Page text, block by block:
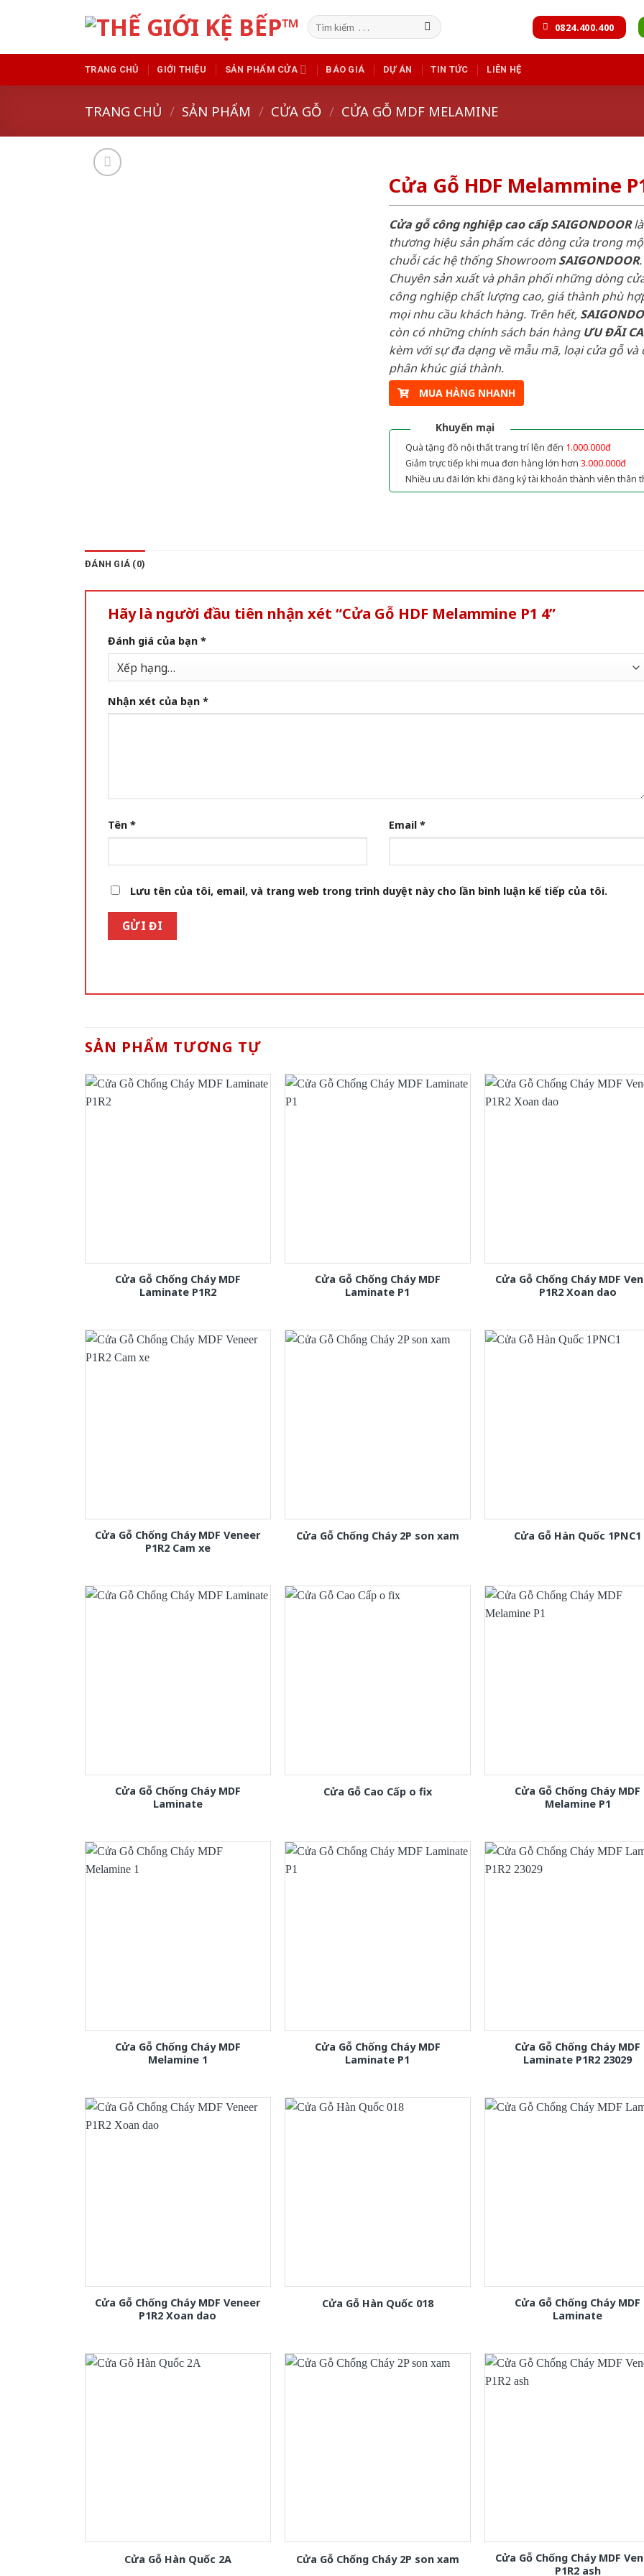
Tìm
kiếm:
0824.400.400
TRANG CHỦ GIỚI THIỆU SẢN PHẨM CỬA BÁO GIÁ DỰ ÁN TIN TỨC LIÊN HỆ
TRANG CHỦ / SẢN PHẨM / CỬA GỖ / CỬA GỖ MDF MELAMINE
Cửa Gỗ HDF Melammine
Cửa gỗ công nghiệp cao cấp SAIGONDOORlà
thương hiệu sản phẩm các dòng cửa trong
chuỗi các hệ thống ShowroomSAIGONDOOR.
Chuyên sản xuất và phân phối những dòng
công nghiệp chất lượng cao, giá thành phù
mọi nhu cầu khách hàng. Trên hết,
còn có những chính sách bán hàng ƯU ĐÃI
kèm với sự đa dạng về mẫu mã, loại cửa gỗ và
phân khúc giá thành.
MUA HÀNG NHANH
Khuyến mại
Quà tặng đồ nội thất trang trí lên đến 1.000.000đ
Giảm trực tiếp khi mua đơn hàng lớn hơn 3.000.000đ
Nhiều ưu đãi lớn khi đăng ký tài khoản thành viên thân
ĐÁNH GIÁ (0)
Hãy là người đầu tiên nhận xét “Cửa Gỗ HDF Melammine P1 4”
Đánh giá của bạn *
Nhận xét của bạn *
Tên * Email *
Lưu tên của tôi, email, và trang web trong trình duyệt này cho lần bình luận kế tiếp của tôi.
SẢN PHẨM TƯƠNG TỰ
Cửa Gỗ Chống Cháy MDF
Laminate P1R2
Cửa Gỗ Chống Cháy MDF
Laminate P1
Cửa Gỗ Chống Cháy MDF
P1R2 Xoan dao
Cửa Gỗ Chống Cháy MDF Veneer
P1R2 Cam xe
Cửa Gỗ Chống Cháy 2P son xam Cửa Gỗ Hàn Quốc 1PNC1
Cửa Gỗ Chống Cháy MDF
Laminate
Cửa Gỗ Cao Cấp o fix
Cửa Gỗ Chống Cháy MDF
Melamine P1
Cửa Gỗ Chống Cháy MDF
Melamine 1
Cửa Gỗ Chống Cháy MDF
Laminate P1
Cửa Gỗ Chống Cháy MDF
Laminate P1R2 23029
Cửa Gỗ Chống Cháy MDF Veneer
P1R2 Xoan dao
Cửa Gỗ Hàn Quốc 018
Cửa Gỗ Chống Cháy MDF
Laminate
Cửa Gỗ Hàn Quốc 2A Cửa Gỗ Chống Cháy 2P son xam
Cửa Gỗ Chống Cháy MDF
P1R2 ash